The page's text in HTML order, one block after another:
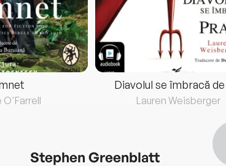
O'Farrell
Diavolul se îmbracă de
Lauren Weisberger
Stephen Greenblatt